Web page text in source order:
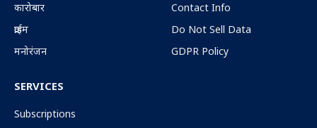
कारोबार
क्राईम
मनोरंजन
Contact Info
Do Not Sell Data
GDPR Policy
SERVICES
Subscriptions